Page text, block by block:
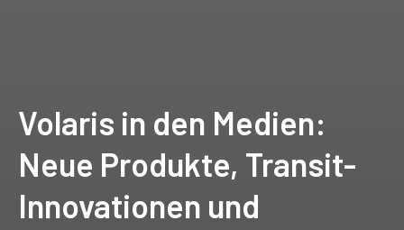
Volaris in den Medien:
Neue Produkte, Transit-
Innovationen und